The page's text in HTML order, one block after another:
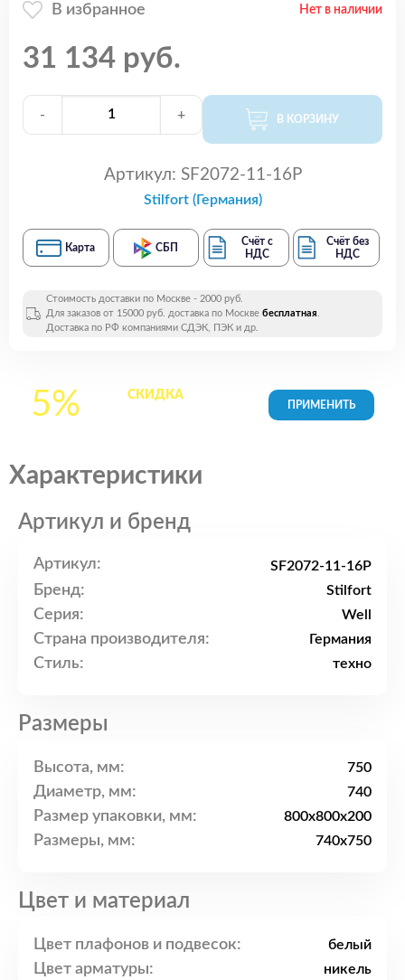
В избранное Нет в наличии
31 134 руб.
- + В КОРЗИНУ
Артикул: SF2072-11-16P
Stilfort (Германия)
Карта СБП
Счёт с
НДС
Счёт без
НДС
Стоимость доставки по Москве - 2000 руб.
Для заказов от 15000 руб. доставка по Москве бесплатная.
Доставка по РФ компаниями СДЭК, ПЭК и др.
5% СКИДКАна все
Характеристики
Артикул и бренд
Артикул: SF2072-11-16P
Бренд: Stilfort
Серия: Well
Страна производителя: Германия
Стиль: техно
Размеры
Высота, мм: 750
Диаметр, мм: 740
Размер упаковки, мм: 800x800x200
Размеры, мм: 740x750
Цвет и материал
Цвет плафонов и подвесок: белый
Цвет арматуры: никель